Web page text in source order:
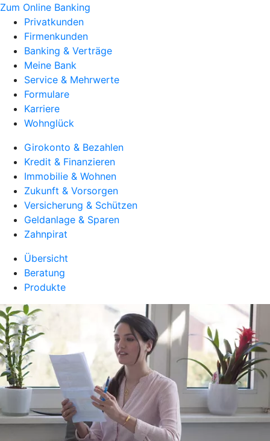
Zum Online Banking
Privatkunden
Firmenkunden
Banking & Verträge
Meine Bank
Service & Mehrwerte
Formulare
Karriere
Wohnglück
Girokonto & Bezahlen
Kredit & Finanzieren
Immobilie & Wohnen
Zukunft & Vorsorgen
Versicherung & Schützen
Geldanlage & Sparen
Zahnpirat
Übersicht
Beratung
Produkte